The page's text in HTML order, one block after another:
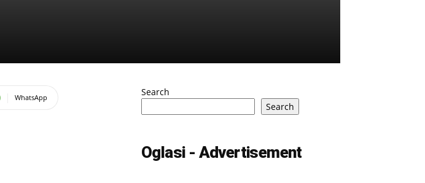
WhatsApp
Search
Search
Oglasi - Advertisement